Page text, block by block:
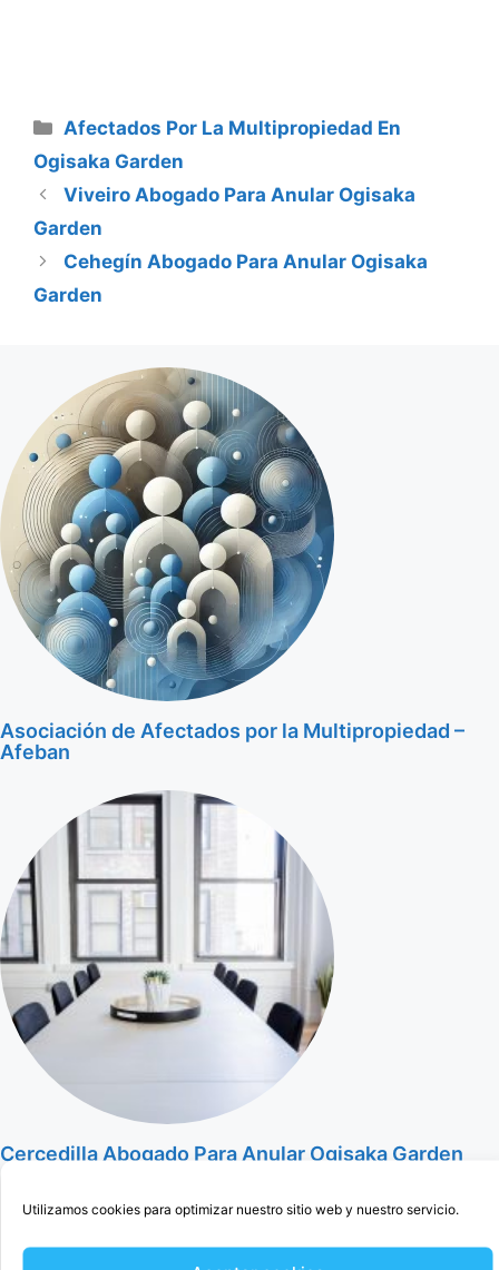
Utilizamos cookies para optimizar nuestro sitio web y nuestro servicio.
Categorías
Afectados Por La Multipropiedad En
Ogisaka Garden
Viveiro Abogado Para Anular Ogisaka
Garden
Cehegín Abogado Para Anular Ogisaka
Garden
Asociación de Afectados por la Multipropiedad –
Afeban
Cercedilla Abogado Para Anular Ogisaka Garden